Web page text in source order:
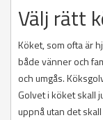
Välj rätt
Köket, som ofta är
både vänner och
och umgås.
Golvet i köket skall
uppnå utan det